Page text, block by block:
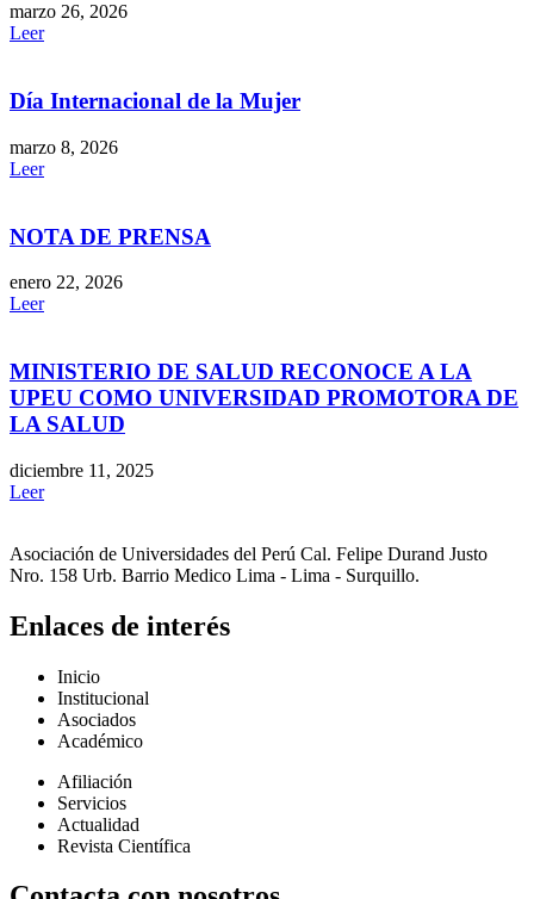
marzo 26, 2026
Leer
Día Internacional de la Mujer
marzo 8, 2026
Leer
NOTA DE PRENSA
enero 22, 2026
Leer
MINISTERIO DE SALUD RECONOCE A LA
UPEU COMO UNIVERSIDAD PROMOTORA DE
LA SALUD
diciembre 11, 2025
Leer
Asociación de Universidades del Perú Cal. Felipe Durand Justo
Nro. 158 Urb. Barrio Medico Lima - Lima - Surquillo.
Enlaces de interés
Inicio
Institucional
Asociados
Académico
Afiliación
Servicios
Actualidad
Revista Científica